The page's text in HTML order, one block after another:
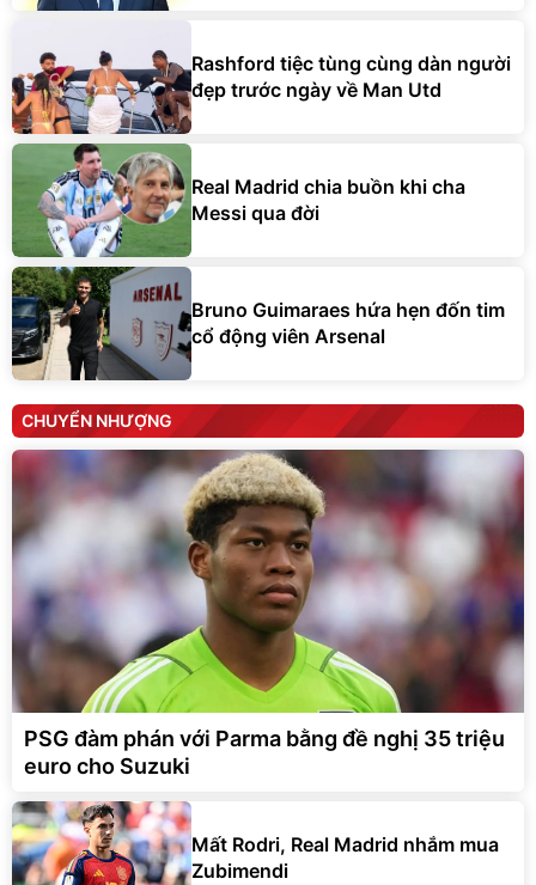
Rashford tiệc tùng cùng dàn người
đẹp trước ngày về Man Utd
Real Madrid chia buồn khi cha
Messi qua đời
Bruno Guimaraes hứa hẹn đốn tim
cổ động viên Arsenal
CHUYỂN NHƯỢNG
PSG đàm phán với Parma bằng đề nghị 35 triệu
euro cho Suzuki
Mất Rodri, Real Madrid nhắm mua
Zubimendi